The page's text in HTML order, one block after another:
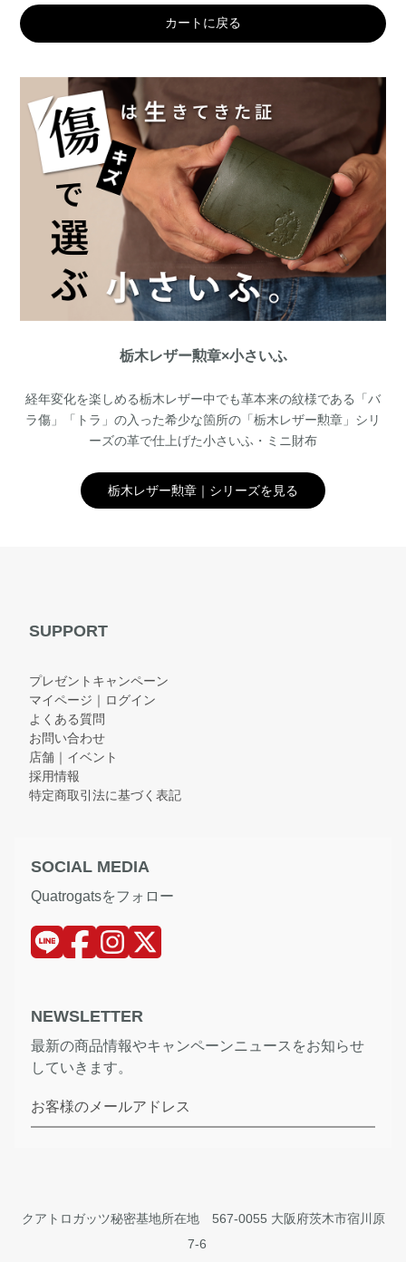
カートに戻る
栃木レザー勲章×小さいふ
経年変化を楽しめる栃木レザー中でも革本来の紋様である「バ
ラ傷」「トラ」の入った希少な箇所の「栃木レザー勲章」シリ
ーズの革で仕上げた小さいふ・ミニ財布
栃木レザー勲章｜シリーズを見る
SUPPORT
プレゼントキャンペーン
マイページ｜ログイン
よくある質問
お問い合わせ
店舗｜イベント
採用情報
特定商取引法に基づく表記
SOCIAL MEDIA
Quatrogatsをフォロー
NEWSLETTER
最新の商品情報やキャンペーンニュースをお知らせ
していきます。
お客様のメールアドレス
クアトロガッツ秘密基地所在地 567-0055 大阪府茨木市宿川原
7-6